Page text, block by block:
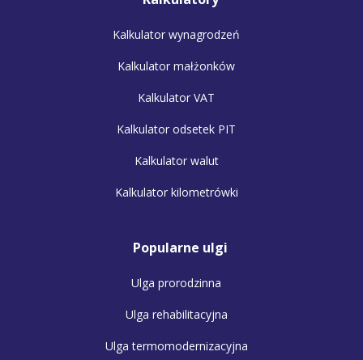
Kalkulator wynagrodzeń
Kalkulator małżonków
Kalkulator VAT
Kalkulator odsetek PIT
Kalkulator walut
Kalkulator kilometrówki
Popularne ulgi
Ulga prorodzinna
Ulga rehabilitacyjna
Ulga termomodernizacyjna